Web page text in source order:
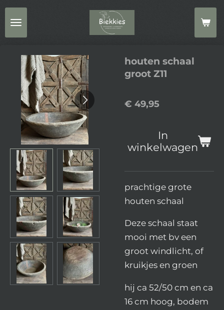
Ga
direct
naar
hoofdinhoud
houten schaal
groot Z11
€ 49,95
In
winkelwagen
prachtige grote
houten schaal
Deze schaal staat
mooi met bv een
groot windlicht, of
kruikjes en groen
hij ca 52/50 cm en ca
16 cm hoog, bodem